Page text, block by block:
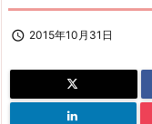
 2015年10月31日